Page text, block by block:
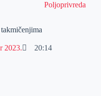
Poljoprivreda
2023. 20:14